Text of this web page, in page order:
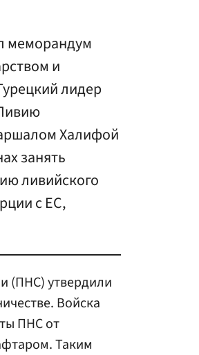
меморандум
и
лидер
Халифой
занять
ливийского
с ЕС,
(ПНС) утвердили
Войска
ПНС от
Таким